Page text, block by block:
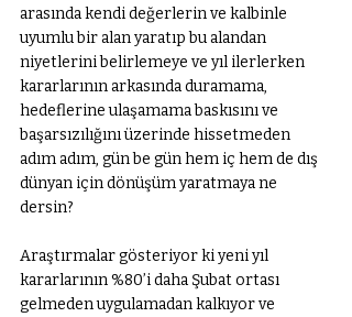
arasında kendi değerlerin ve kalbinle
uyumlu bir alan yaratıp bu alandan
niyetlerini belirlemeye ve yıl ilerlerken
kararlarının arkasında duramama,
hedeflerine ulaşamama baskısını ve
başarsızılığını üzerinde hissetmeden
adım adım, gün be gün hem iç hem de dış
dünyan için dönüşüm yaratmaya ne
dersin?
Araştırmalar gösteriyor ki yeni yıl
kararlarının %80’i daha Şubat ortası
gelmeden uygulamadan kalkıyor ve